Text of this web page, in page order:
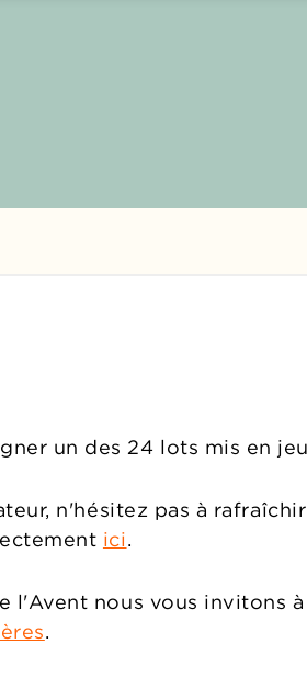
un des 24 lots mis en
n'hésitez pas à
ici.
l'Avent nous vous invitons
.